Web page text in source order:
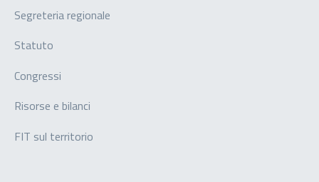
Segreteria regionale
Statuto
Congressi
Risorse e bilanci
FIT sul territorio